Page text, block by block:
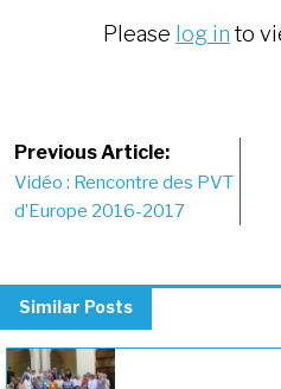
Please log in to
Post
navigation
Previous Article:
Vidéo : Rencontre des PVT
d’Europe 2016-2017
Similar Posts